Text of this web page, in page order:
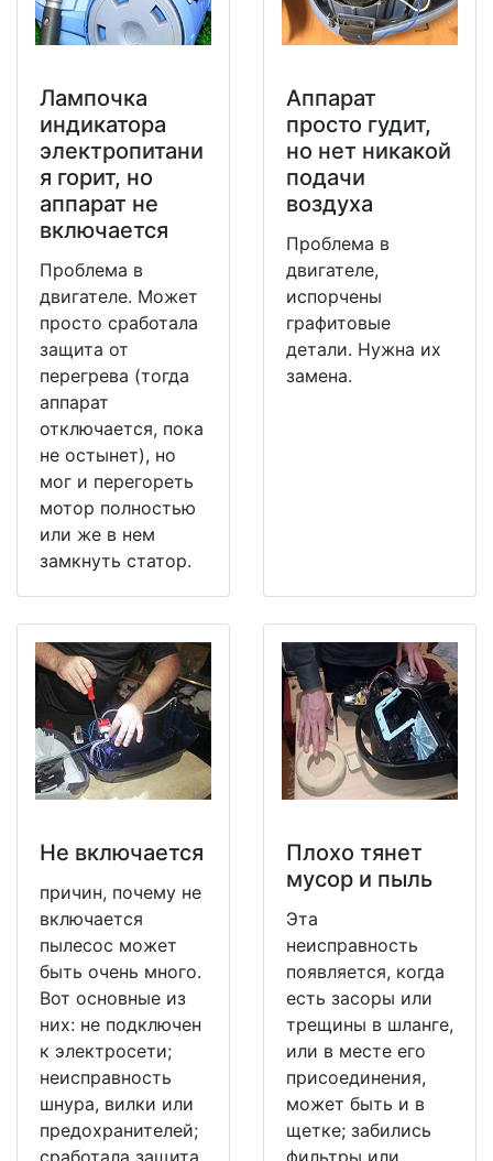
Лампочка
индикатора
электропитани
я горит, но
аппарат не
включается
Проблема в
двигателе. Может
просто сработала
защита от
перегрева (тогда
аппарат
отключается, пока
не остынет), но
мог и перегореть
мотор полностью
или же в нем
замкнуть статор.
Аппарат
просто гудит,
но нет никакой
подачи
воздуха
Проблема в
двигателе,
испорчены
графитовые
детали. Нужна их
замена.
Не включается
причин, почему не
включается
пылесос может
быть очень много.
Вот основные из
них: не подключен
к электросети;
неисправность
шнура, вилки или
предохранителей;
Плохо тянет
мусор и пыль
Эта
неисправность
появляется, когда
есть засоры или
трещины в шланге,
или в месте его
присоединения,
может быть и в
щетке; забились